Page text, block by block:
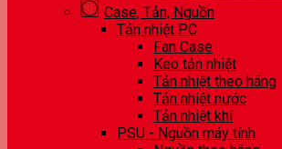
Case, Tản, Nguồn
Tản nhiệt PC
Fan Case
Keo tản nhiệt
Tản nhiệt theo hãng
Tản nhiệt nước
Tản nhiệt khí
PSU - Nguồn máy tính